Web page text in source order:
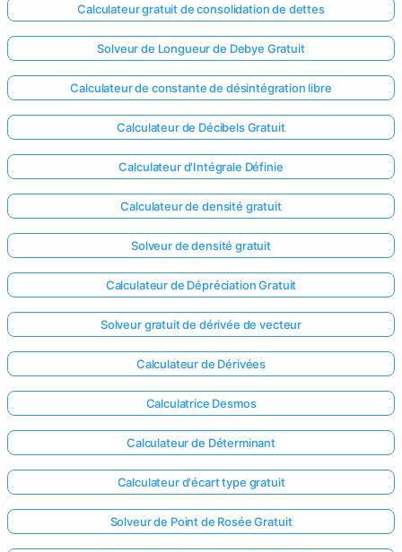
Calculateur gratuit de consolidation de dettes
Solveur de Longueur de Debye Gratuit
Calculateur de constante de désintégration libre
Calculateur de Décibels Gratuit
Calculateur d'Intégrale Définie
Calculateur de densité gratuit
Solveur de densité gratuit
Calculateur de Dépréciation Gratuit
Solveur gratuit de dérivée de vecteur
Calculateur de Dérivées
Calculatrice Desmos
Calculateur de Déterminant
Calculateur d'écart type gratuit
Solveur de Point de Rosée Gratuit